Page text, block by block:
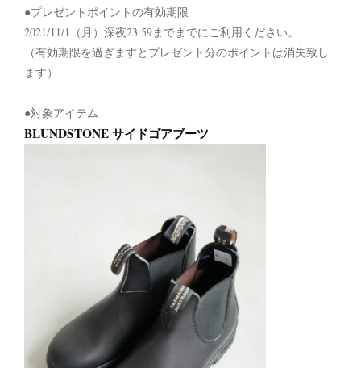
●プレゼントポイントの有効期限
2021/11/1（月）深夜23:59までまでにご利用ください。
（有効期限を過ぎますとプレゼント分のポイントは消失致し
ます）
●対象アイテム
BLUNDSTONE サイドゴアブーツ